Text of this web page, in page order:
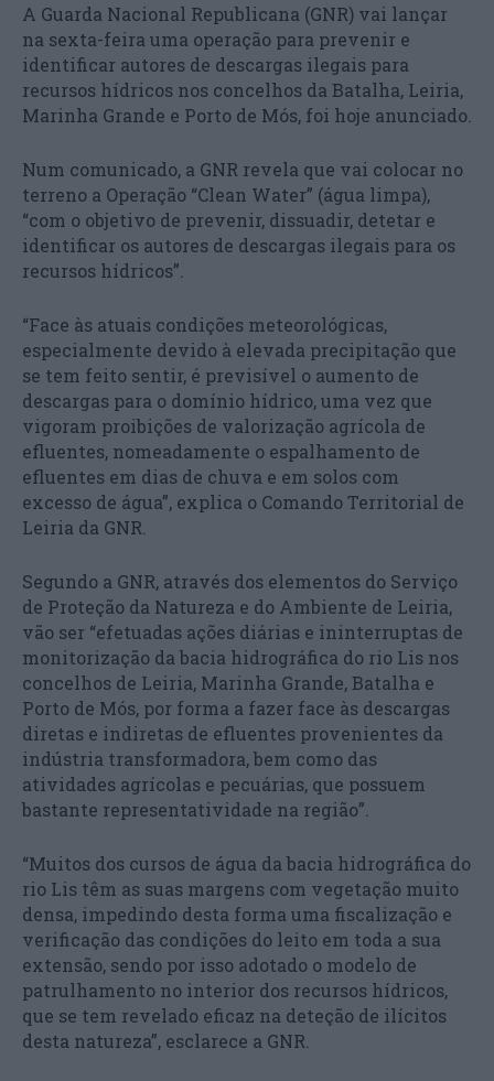
A Guarda Nacional Republicana (GNR) vai lançar
na sexta-feira uma operação para prevenir e
identificar autores de descargas ilegais para
recursos hídricos nos concelhos da Batalha, Leiria,
Marinha Grande e Porto de Mós, foi hoje anunciado.
Num comunicado, a GNR revela que vai colocar no
terreno a Operação “Clean Water” (água limpa),
“com o objetivo de prevenir, dissuadir, detetar e
identificar os autores de descargas ilegais para os
recursos hídricos”.
“Face às atuais condições meteorológicas,
especialmente devido à elevada precipitação que
se tem feito sentir, é previsível o aumento de
descargas para o domínio hídrico, uma vez que
vigoram proibições de valorização agrícola de
efluentes, nomeadamente o espalhamento de
efluentes em dias de chuva e em solos com
excesso de água”, explica o Comando Territorial de
Leiria da GNR.
Segundo a GNR, através dos elementos do Serviço
de Proteção da Natureza e do Ambiente de Leiria,
vão ser “efetuadas ações diárias e ininterruptas de
monitorização da bacia hidrográfica do rio Lis nos
concelhos de Leiria, Marinha Grande, Batalha e
Porto de Mós, por forma a fazer face às descargas
diretas e indiretas de efluentes provenientes da
indústria transformadora, bem como das
atividades agrícolas e pecuárias, que possuem
bastante representatividade na região”.
“Muitos dos cursos de água da bacia hidrográfica do
rio Lis têm as suas margens com vegetação muito
densa, impedindo desta forma uma fiscalização e
verificação das condições do leito em toda a sua
extensão, sendo por isso adotado o modelo de
patrulhamento no interior dos recursos hídricos,
que se tem revelado eficaz na deteção de ilícitos
desta natureza”, esclarece a GNR.